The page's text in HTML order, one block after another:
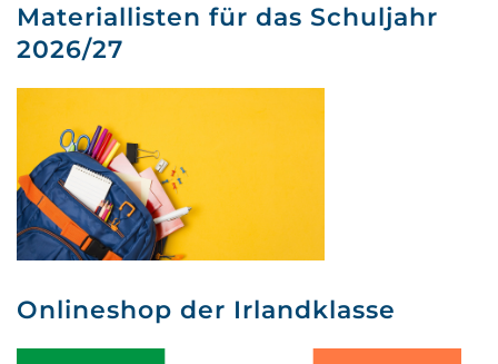
Materiallisten für das Schuljahr
2026/27
Onlineshop der Irlandklasse